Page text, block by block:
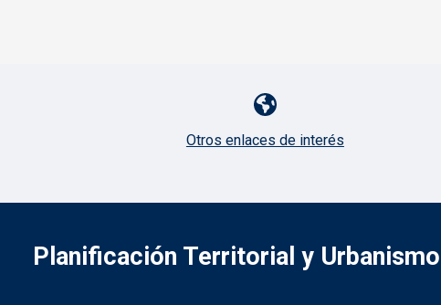
Otros enlaces de interés
Planificación Territorial y Urbanismo